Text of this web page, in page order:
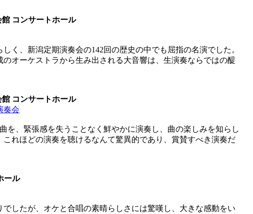
コンサートホール
く、新潟定期演奏会の142回の歴史の中でも屈指の名演でした。
オーケストラから生み出される大音響は、生演奏ならではの醍
コンサートホール
奏会
を、緊張感を失うことなく鮮やかに演奏し、曲の楽しみを知らし
れほどの演奏を聴けるなんて驚異的であり、賞賛すべき演奏だ
ール
したが、オケと合唱の素晴らしさには驚嘆し、大きな感動をい